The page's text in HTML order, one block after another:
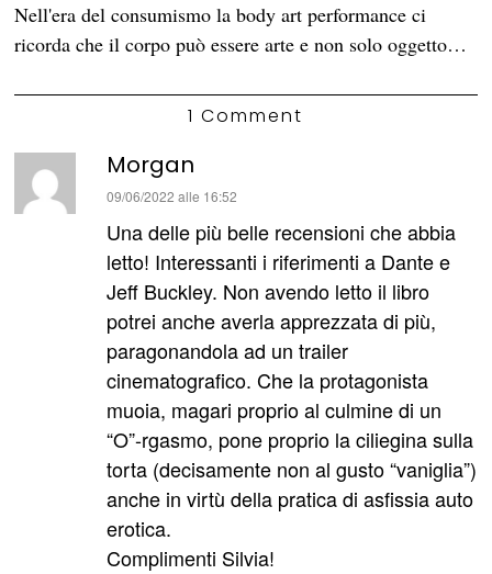
Nell'era del consumismo la body art performance ci
ricorda che il corpo può essere arte e non solo oggetto…
1 Comment
Morgan
ha
detto:
09/06/2022 alle 16:52
Una delle più belle recensioni che abbia
letto! Interessanti i riferimenti a Dante e
Jeff Buckley. Non avendo letto il libro
potrei anche averla apprezzata di più,
paragonandola ad un trailer
cinematografico. Che la protagonista
muoia, magari proprio al culmine di un
“O”-rgasmo, pone proprio la ciliegina sulla
torta (decisamente non al gusto “vaniglia”)
anche in virtù della pratica di asfissia auto
erotica.
Complimenti Silvia!